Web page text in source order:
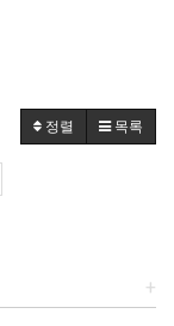
정렬 목록
+